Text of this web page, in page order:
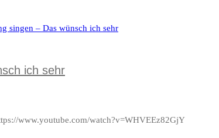
ich sehr
www.youtube.com/watch?v=WHVEEz82GjY